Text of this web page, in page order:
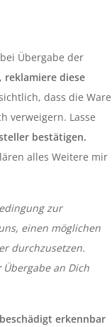
Übergabe der
reklamiere diese
dass die Ware
verweigern. Lasse
bestätigen.
alles Weitere mir
zur
einen möglichen
durchzusetzen.
Übergabe an Dich
erkennbar